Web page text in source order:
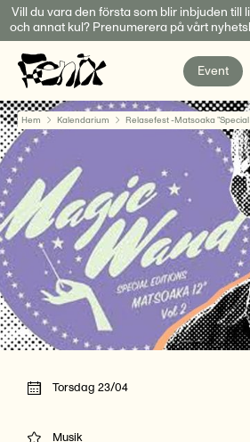
Fortsätt
till
innehållet
Vill du vara den första som blir inbjuden till
och annat kul? Prenumerera på vårt
Event
Hem Kalendarium Relasefest -Matsoaka ”Special
Torsdag 23/04
Musik